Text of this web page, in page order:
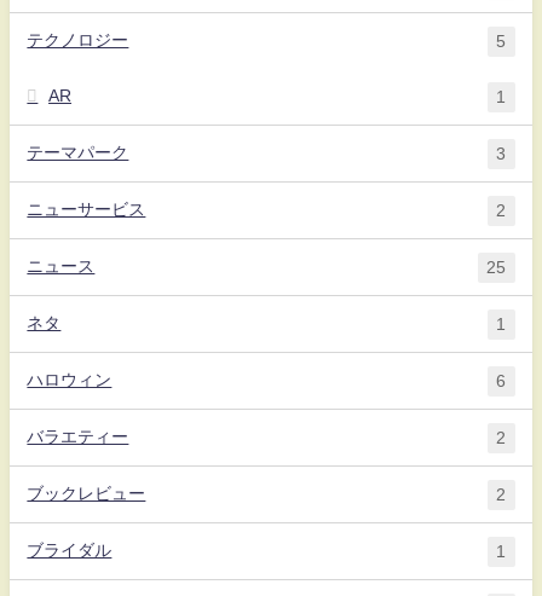
テクノロジー 5
AR 1
テーマパーク 3
ニューサービス 2
ニュース 25
ネタ 1
ハロウィン 6
バラエティー 2
ブックレビュー 2
ブライダル 1